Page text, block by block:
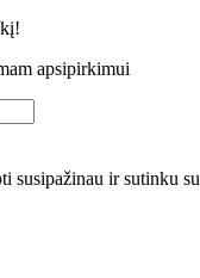
apsipirkimui
susipažinau ir sutinku su